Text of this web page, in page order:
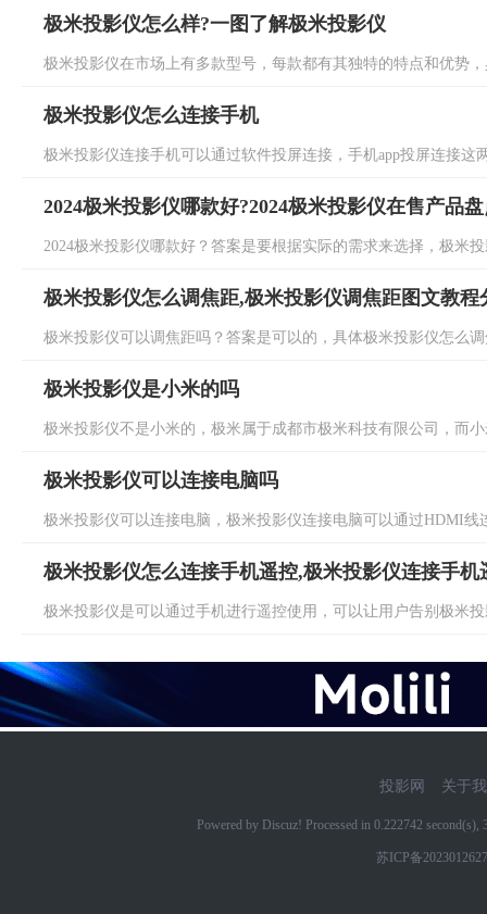
极米投影仪怎么样?一图了解极米投影仪
极米投影仪在市场上有多款型号，每款都有其独特的特点和优势
极米投影仪怎么连接手机
极米投影仪连接手机可以通过软件投屏连接，手机app投屏连接这
2024极米投影仪哪款好?2024极米投影仪在售产品
2024极米投影仪哪款好？答案是要根据实际的需求来选择，极米
极米投影仪怎么调焦距,极米投影仪调焦距图文教程
极米投影仪可以调焦距吗？答案是可以的，具体极米投影仪怎么
极米投影仪是小米的吗
极米投影仪不是小米的，极米属于成都市极米科技有限公司，而
极米投影仪可以连接电脑吗
极米投影仪可以连接电脑，极米投影仪连接电脑可以通过HDMI
极米投影仪怎么连接手机遥控,极米投影仪连接手机
极米投影仪是可以通过手机进行遥控使用，可以让用户告别极米
投影网 关于
Powered by Discuz! Processed in 0.222742
苏ICP备